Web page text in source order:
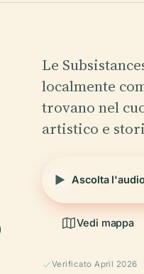
Le
localmente
trovano nel
artistico e
Ascolta
Vedi mappa
Verificato April 2026